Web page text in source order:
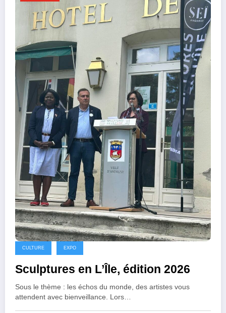
CULTURE EXPO
Sculptures en L’Île, édition 2026
Sous le thème : les échos du monde, des artistes vous
attendent avec bienveillance. Lors…